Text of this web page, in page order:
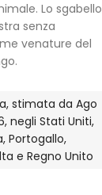
Lo sgabello
senza
venature del
stimata da Ago
negli Stati Uniti,
Portogallo,
e Regno Unito